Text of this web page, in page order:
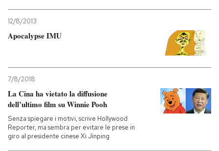
12/8/2013
Apocalypse IMU
7/8/2018
La Cina ha vietato la diffusione
dell’ultimo film su Winnie Pooh
Senza spiegare i motivi, scrive Hollywood
Reporter, ma sembra per evitare le prese in
giro al presidente cinese Xi Jinping